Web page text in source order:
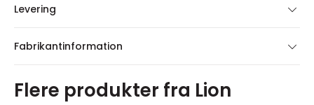
Levering
Fabrikantinformation
Flere produkter fra Lion